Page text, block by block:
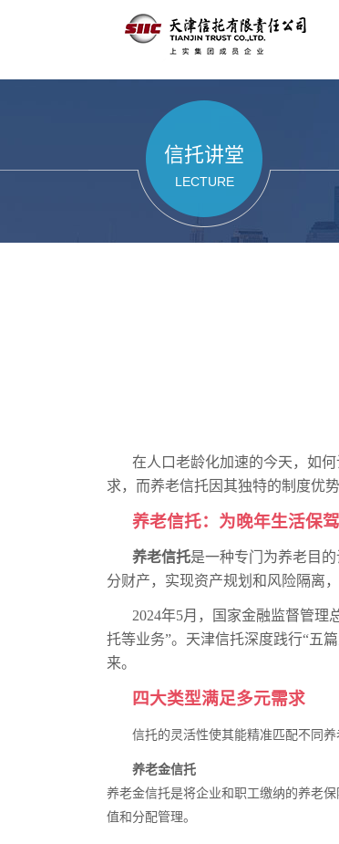
信托讲堂
LECTURE
在人口老龄化加速的今天，如
求，而养老信托因其独特的制度优
养老信托：为晚年生活保
养老信托是一种专门为养老目
分财产，实现资产规划和风险隔离
2024年5月，国家金融监督管理
托等业务”。天津信托深度践行“五
来。
四大类型满足多元需求
信托的灵活性使其能精准匹配不同
养老金信托
养老金信托是将企业和职工缴纳的养老
值和分配管理。